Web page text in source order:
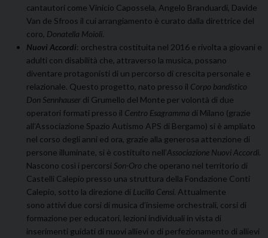
cantautori come Vinicio Capossela, Angelo Branduardi, Davide
Van de Sfroos il cui arrangiamento è curato dalla direttrice del
coro, Donatella Moioli.
Nuovi Accordi: orchestra costituita nel 2016 e rivolta a giovani e
adulti con disabilità che, attraverso la musica, possano
diventare protagonisti di un percorso di crescita personale e
relazionale. Questo progetto, nato presso il Corpo bandistico
Don Sennhauser di Grumello del Monte per volontà di due
operatori formati presso il Centro Esagramma di Milano (grazie
all’Associazione Spazio Autismo APS di Bergamo) si è ampliato
nel corso degli anni ed ora, grazie alla generosa attenzione di
persone illuminate, si è costituito nell’Associazione Nuovi Accordi.
Nascono così i percorsi Son-Oro che operano nel territorio di
Castelli Calepio presso una struttura della Fondazione Conti
Calepio, sotto la direzione di Lucilla Censi. Attualmente
sono attivi due corsi di musica d’insieme orchestrali, corsi di
formazione per educatori, lezioni individuali in vista di
inserimenti guidati di nuovi allievi o di perfezionamento di allievi